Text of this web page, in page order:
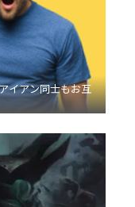
イアン同士もお互